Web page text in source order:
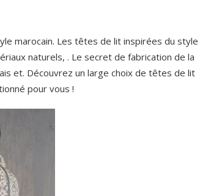
marocain. Les têtes de lit inspirées du style
naturels, . Le secret de fabrication de la
et. Découvrez un large choix de têtes de lit
pour vous !